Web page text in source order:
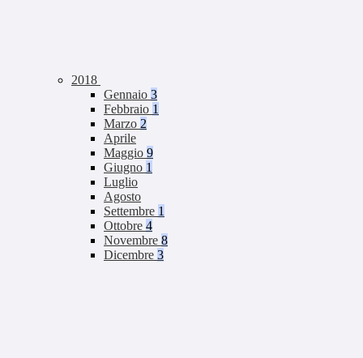
2018
Gennaio 3
Febbraio 1
Marzo 2
Aprile
Maggio 9
Giugno 1
Luglio
Agosto
Settembre 1
Ottobre 4
Novembre 8
Dicembre 3